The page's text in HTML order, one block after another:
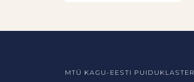
MTÜ KAGU-EESTI PUIDUKLASTER